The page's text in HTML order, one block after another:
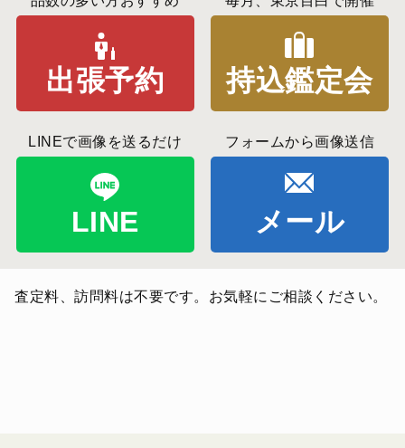
出張予約 持込鑑定会
LINEで画像を送るだけ
LINE
フォームから画像送信
メール
査定料、訪問料は不要です。お気軽にご相談ください。